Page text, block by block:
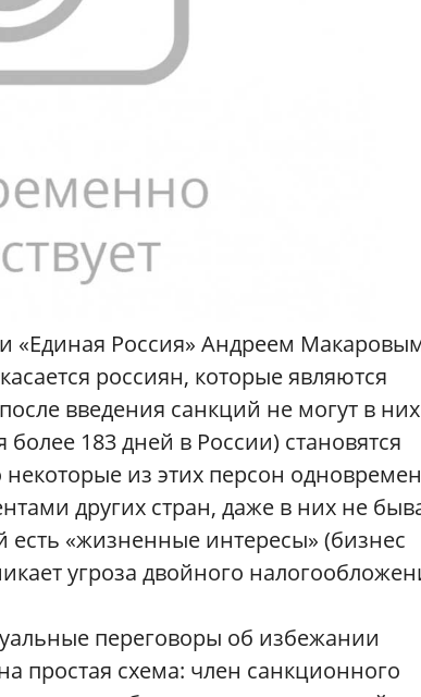
«Единая Россия» Андреем
россиян, которые являются
введения санкций не могут в них
183 дней в России) становятся
из этих персон
других стран, даже в них не
есть «жизненные интересы» (бизнес
угроза двойного
переговоры об избежании
простая схема: член санкционного